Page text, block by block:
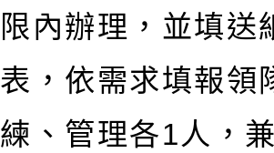
限內辦理，並填送
表，依需求填報領
練、管理各1人，